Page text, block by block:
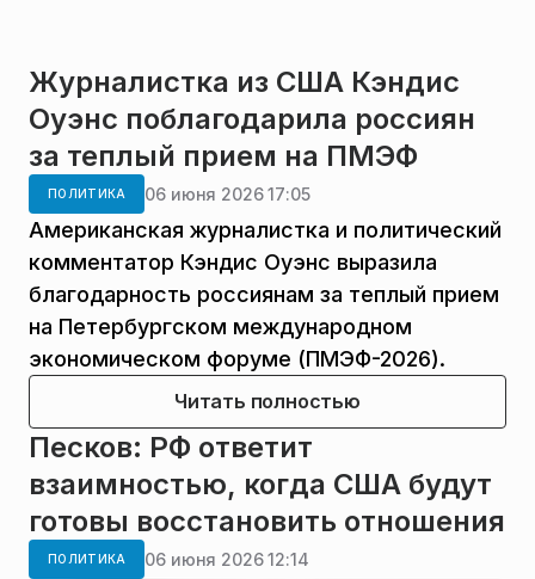
Журналистка из США Кэндис
Оуэнс поблагодарила россиян
за теплый прием на ПМЭФ
ПОЛИТИКА 06 июня 2026 17:05
Американская журналистка и политический
комментатор Кэндис Оуэнс выразила
благодарность россиянам за теплый прием
на Петербургском международном
экономическом форуме (ПМЭФ-2026).
Читать полностью
Песков: РФ ответит
взаимностью, когда США будут
готовы восстановить отношения
ПОЛИТИКА 06 июня 2026 12:14